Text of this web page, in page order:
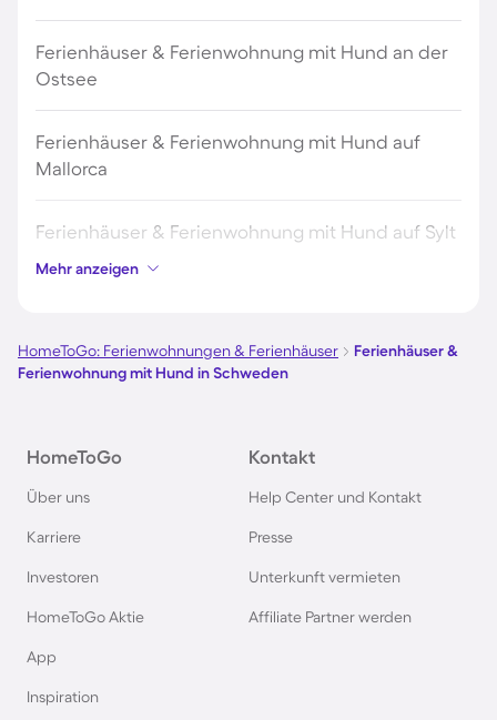
Ferienhäuser & Ferienwohnung mit Hund an der
Ostsee
Ferienhäuser & Ferienwohnung mit Hund auf
Mallorca
Ferienhäuser & Ferienwohnung mit Hund auf Sylt
Ferienhäuser & Ferienwohnung mit Hund auf
Bodensee
Ferienhäuser & Ferienwohnung mit Hund am
Mehr anzeigen
HomeToGo: Ferienwohnungen & Ferienhäuser
Ferienhäuser &
Ferienwohnung mit Hund in Schweden
HomeToGo
Über uns
Karriere
Investoren
HomeToGo Aktie
App
Inspiration
Kontakt
Help Center und Kontakt
Presse
Unterkunft vermieten
Affiliate Partner werden